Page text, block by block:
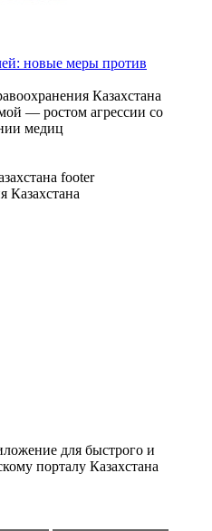
новые меры против
Казахстана
— ростом агрессии со
медиц
Казахстана
для быстрого и
порталу Казахстана